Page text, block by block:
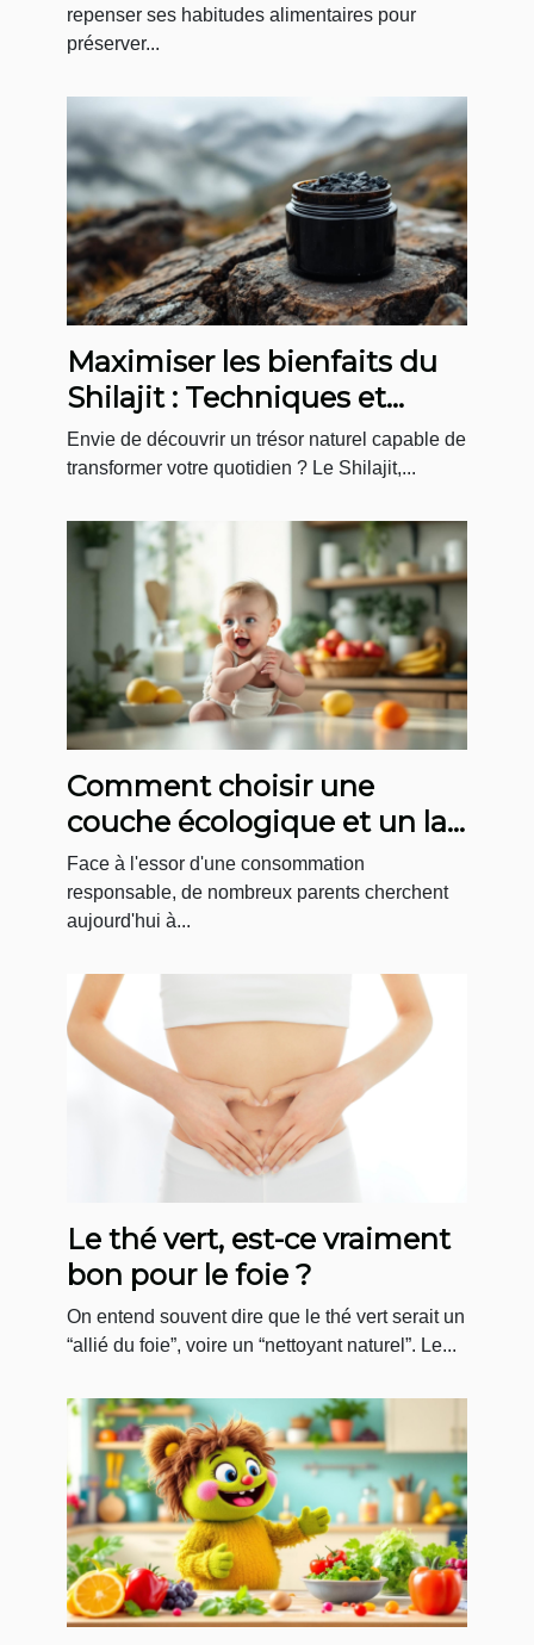
repenser ses habitudes alimentaires pour
préserver...
Maximiser les bienfaits du
Shilajit : Techniques et
conseils pratiques
Envie de découvrir un trésor naturel capable de
transformer votre quotidien ? Le Shilajit,...
Comment choisir une
couche écologique et un lait
bio en circuit court ?
Face à l'essor d'une consommation
responsable, de nombreux parents cherchent
aujourd'hui à...
Le thé vert, est-ce vraiment
bon pour le foie ?
On entend souvent dire que le thé vert serait un
“allié du foie”, voire un “nettoyant naturel”. Le...